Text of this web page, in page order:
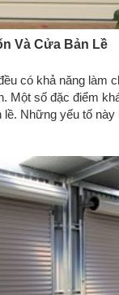
Và Cửa Bản Lề
có khả năng làm
Một số đặc điểm
Những yếu tố này